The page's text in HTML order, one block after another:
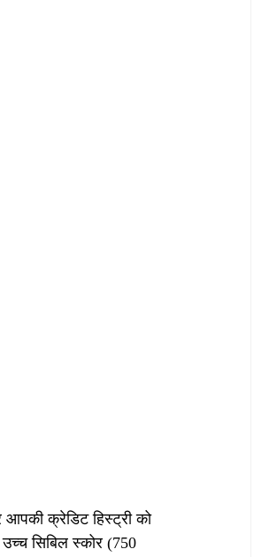
क्रेडिट हिस्ट्री को
सिबिल स्कोर (750